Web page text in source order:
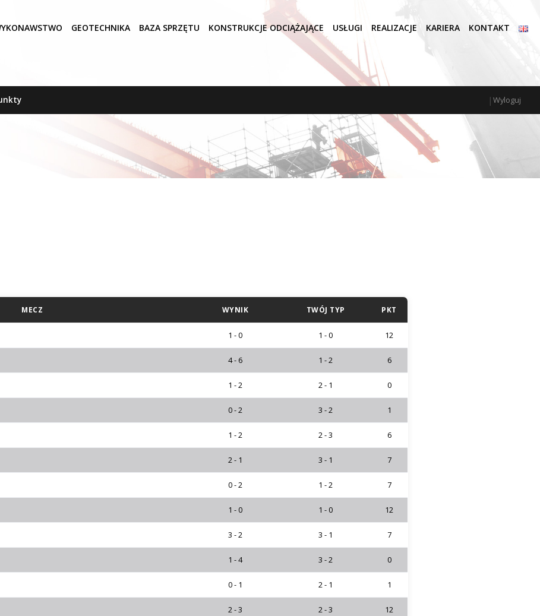
GEOTECHNIKA BAZA SPRZĘTU KONSTRUKCJE ODCIĄŻAJĄCE USŁUGI REALIZACJE KARIERA KONTAKT
| Wyloguj
MECZ WYNIK TWÓJ TYP PKT
1 - 0 1 - 0 12
4 - 6 1 - 2 6
1 - 2 2 - 1 0
0 - 2 3 - 2 1
1 - 2 2 - 3 6
2 - 1 3 - 1 7
0 - 2 1 - 2 7
1 - 0 1 - 0 12
3 - 2 3 - 1 7
1 - 4 3 - 2 0
0 - 1 2 - 1 1
2 - 3 2 - 3 12